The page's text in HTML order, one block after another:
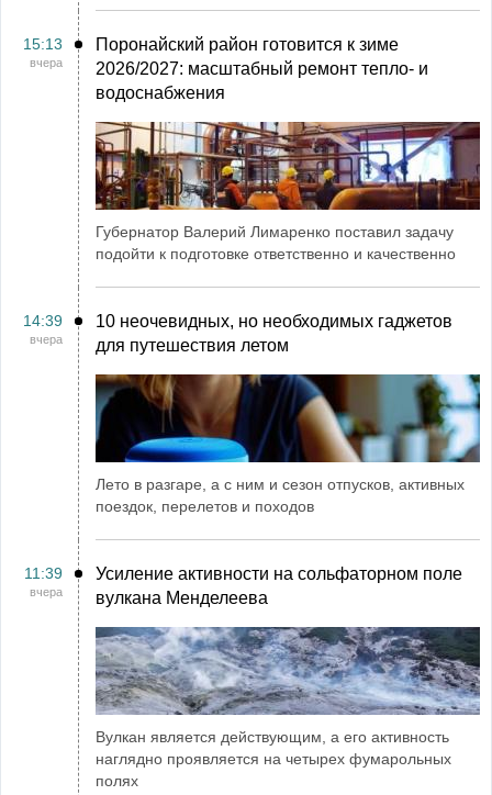
15:13
вчера
Поронайский район готовится к зиме
2026/2027: масштабный ремонт тепло- и
водоснабжения
Губернатор Валерий Лимаренко поставил задачу
подойти к подготовке ответственно и качественно
14:39
вчера
10 неочевидных, но необходимых гаджетов
для путешествия летом
Лето в разгаре, а с ним и сезон отпусков, активных
поездок, перелетов и походов
11:39
вчера
Усиление активности на сольфаторном поле
вулкана Менделеева
Вулкан является действующим, а его активность
наглядно проявляется на четырех фумарольных
полях